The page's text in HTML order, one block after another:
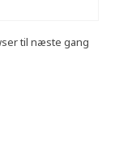
til næste gang